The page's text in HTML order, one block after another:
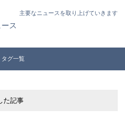
ス
主要なニュースを取り上げていきます
タグ一覧
た記事